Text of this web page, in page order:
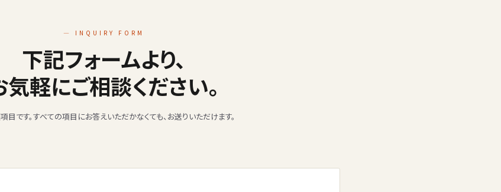
— INQUIRY FORM
下記フォームより、
気軽にご相談ください。
目です。すべての項目にお答えいただかなくても、お送りいただけます。